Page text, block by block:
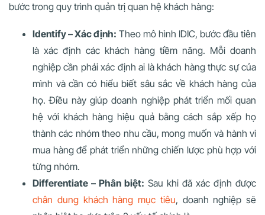
bước trong quy trình quản trị quan hệ khách hàng:
Identify – Xác định: Theo mô hình IDIC, bước đầu tiên
là xác định các khách hàng tiềm năng. Mỗi doanh
nghiệp cần phải xác định ai là khách hàng thực sự của
mình và cần có hiểu biết sâu sắc về khách hàng của
họ. Điều này giúp doanh nghiệp phát triển mối quan
hệ với khách hàng hiệu quả bằng cách sắp xếp họ
thành các nhóm theo nhu cầu, mong muốn và hành vi
mua hàng để phát triển những chiến lược phù hợp với
từng nhóm.
Differentiate – Phân biệt: Sau khi đã xác định được
chân dung khách hàng mục tiêu, doanh nghiệp sẽ